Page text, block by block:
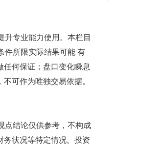
专业能力使用。本栏目
件所限实际结果可能 有
任何保证；盘口变化瞬息
可作为唯独交易依据。
结论仅供参考，不构成
务状况等特定情况。投资